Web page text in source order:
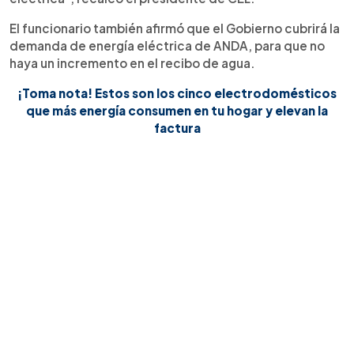
El funcionario también afirmó que el Gobierno cubrirá la
demanda de energía eléctrica de ANDA, para que no
haya un incremento en el recibo de agua.
¡Toma nota! Estos son los cinco electrodomésticos
que más energía consumen en tu hogar y elevan la
factura